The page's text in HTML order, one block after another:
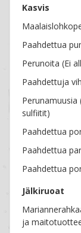
Kasvis
Paahdettua
Perunoita (Ei
Paahdettuja
sulfiitit)
Paahdettua
Paahdettua
Paahdettua
Jälkiruoat
ja